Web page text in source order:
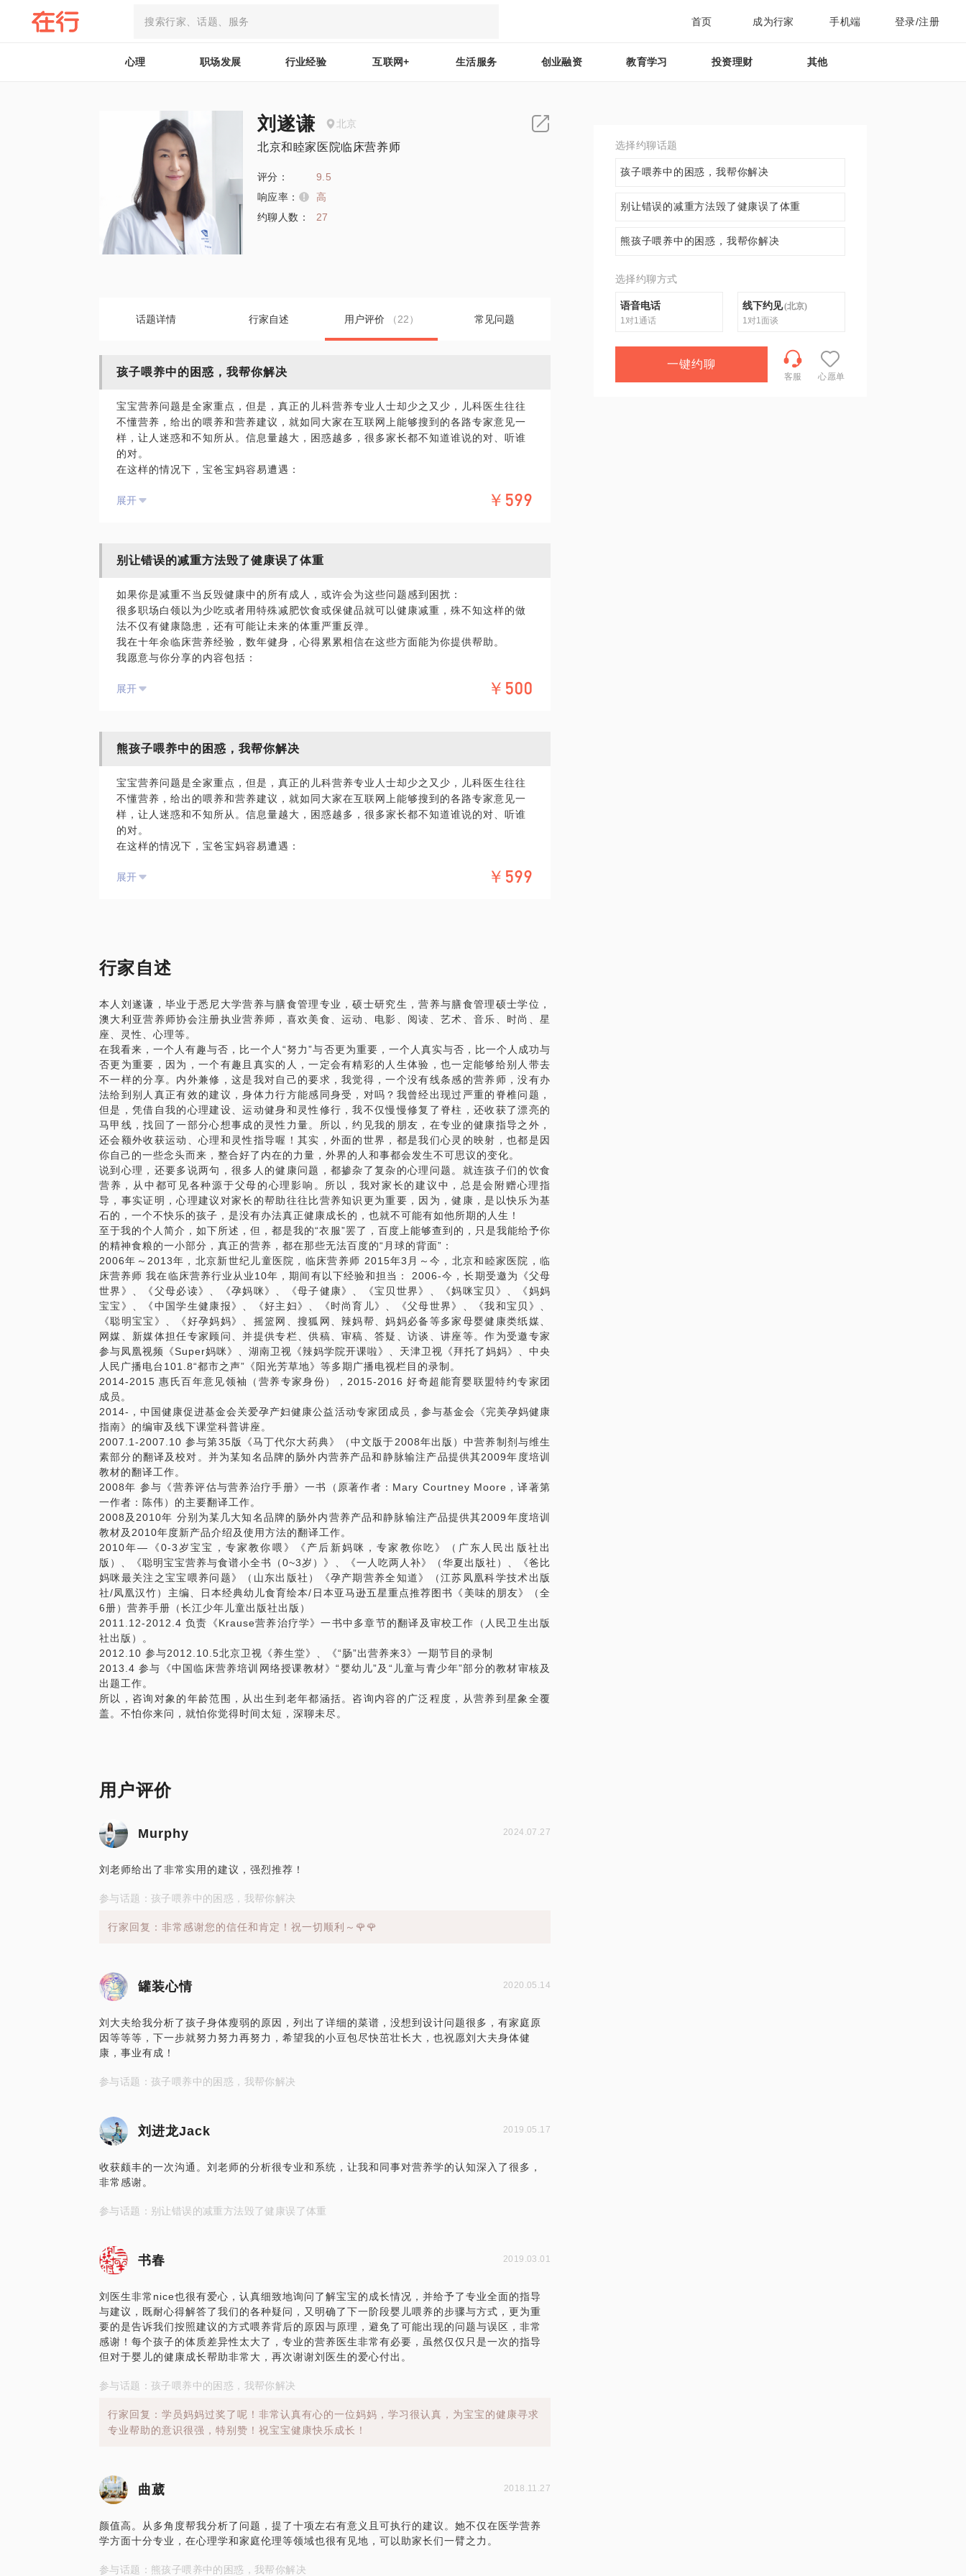
首页 成为行家 手机端 登录/注册
心理 职场发展 行业经验 互联网+ 生活服务 创业融资 教育学习 投资理财 其他
刘遂谦 北京
北京和睦家医院临床营养师
评分：
9.5
响应率：
高
约聊人数：
27
话题详情 行家自述 用户评价 （22） 常见问题
孩子喂养中的困惑，我帮你解决
宝宝营养问题是全家重点，但是，真正的儿科营养专业人士却少之又少，儿科医生往往
不懂营养，给出的喂养和营养建议，就如同大家在互联网上能够搜到的各路专家意见一
样，让人迷惑和不知所从。信息量越大，困惑越多，很多家长都不知道谁说的对、听谁
的对。
在这样的情况下，宝爸宝妈容易遭遇：
东西方喂养理念不同，不知听谁是好
我在十余年的母婴临床营养经验，见过数万个宝宝，听过无数家庭的故事，卸下过他们
绍，或者在各大搜索引擎输入我的全名搜索，便知专业度。
我愿意与你分享的内容包括：
帮助家长确定宝宝生长发育是否正常
帮助家长鉴别喂养方法是否科学
帮助家长解决各种有关营养的困惑
PS.在选择与我见面前，请把你的问题更具体化。毕竟一小时的谈话只能解决一个小问
展开 ￥599
别让错误的减重方法毁了健康误了体重
如果你是减重不当反毁健康中的所有成人，或许会为这些问题感到困扰：
很多职场白领以为少吃或者用特殊减肥饮食或保健品就可以健康减重，殊不知这样的做
法不仅有健康隐患，还有可能让未来的体重严重反弹。
我在十年余临床营养经验，数年健身，心得累累相信在这些方面能为你提供帮助。
我愿意与你分享的内容包括：
正确的运动方法
面。
【在行郑重提示】：此话题内容仅为该行家在医疗健康领域的的个人经验、意见或观
点，仅供学员参考所用。如您或您的家人有诊疗需求，在行请您前往正规医院进行就
诊。本话题内容及行家观点不代表平台观点，平台对话题内容不予担保，烦请知悉。
展开 ￥500
熊孩子喂养中的困惑，我帮你解决
宝宝营养问题是全家重点，但是，真正的儿科营养专业人士却少之又少，儿科医生往往
不懂营养，给出的喂养和营养建议，就如同大家在互联网上能够搜到的各路专家意见一
样，让人迷惑和不知所从。信息量越大，困惑越多，很多家长都不知道谁说的对、听谁
的对。
在这样的情况下，宝爸宝妈容易遭遇：
东西方喂养理念不同，不知听谁是好；
的心头忧，是为数不多的临床儿科营养师。具体背景和经验，我的个人简介中有详细介
绍，或者在各大搜索引擎输入我的全名搜索，便知专业度。
帮助家长确定宝宝生长发育是否正常；
帮助家长鉴别喂养方法是否科学；
帮助家长解决各种有关营养的困惑；
科普喂养过程中的心理和饮食教育问题。
PS.在选择与我见面前，请把你的问题更具体化。毕竟一小时的谈话只能解决一个小问
题。请把你的问题提前发给我，方便我做更精确的准备，提升见面效率。期待与你的见
面。
展开 ￥599
行家自述
本人刘遂谦，毕业于悉尼大学营养与膳食管理专业，硕士研究生，营养与膳食管理硕士学位，
澳大利亚营养师协会注册执业营养师，喜欢美食、运动、电影、阅读、艺术、音乐、时尚、星
座、灵性、心理等。
在我看来，一个人有趣与否，比一个人“努力”与否更为重要，一个人真实与否，比一个人成功与
否更为重要，因为，一个有趣且真实的人，一定会有精彩的人生体验，也一定能够给别人带去
不一样的分享。内外兼修，这是我对自己的要求，我觉得，一个没有线条感的营养师，没有办
法给到别人真正有效的建议，身体力行方能感同身受，对吗？我曾经出现过严重的脊椎问题，
但是，凭借自我的心理建设、运动健身和灵性修行，我不仅慢慢修复了脊柱，还收获了漂亮的
马甲线，找回了一部分心想事成的灵性力量。所以，约见我的朋友，在专业的健康指导之外，
还会额外收获运动、心理和灵性指导喔！其实，外面的世界，都是我们心灵的映射，也都是因
你自己的一些念头而来，整合好了内在的力量，外界的人和事都会发生不可思议的变化。
说到心理，还要多说两句，很多人的健康问题，都掺杂了复杂的心理问题。就连孩子们的饮食
营养，从中都可见各种源于父母的心理影响。所以，我对家长的建议中，总是会附赠心理指
导，事实证明，心理建议对家长的帮助往往比营养知识更为重要，因为，健康，是以快乐为基
石的，一个不快乐的孩子，是没有办法真正健康成长的，也就不可能有如他所期的人生！
至于我的个人简介，如下所述，但，都是我的“衣服”罢了，百度上能够查到的，只是我能给予你
的精神食粮的一小部分，真正的营养，都在那些无法百度的“月球的背面”：
2006年～2013年，北京新世纪儿童医院，临床营养师 2015年3月～今，北京和睦家医院，临
床营养师 我在临床营养行业从业10年，期间有以下经验和担当： 2006-今，长期受邀为《父母
世界》、《父母必读》、《孕妈咪》、《母子健康》、《宝贝世界》、《妈咪宝贝》、《妈妈
宝宝》、《中国学生健康报》、《好主妇》、《时尚育儿》、《父母世界》、《我和宝贝》、
《聪明宝宝》、《好孕妈妈》、摇篮网、搜狐网、辣妈帮、妈妈必备等多家母婴健康类纸媒、
网媒、新媒体担任专家顾问、并提供专栏、供稿、审稿、答疑、访谈、讲座等。作为受邀专家
参与凤凰视频《Super妈咪》、湖南卫视《辣妈学院开课啦》、天津卫视《拜托了妈妈》、中央
人民广播电台101.8“都市之声”《阳光芳草地》等多期广播电视栏目的录制。
2014-2015 惠氏百年意见领袖（营养专家身份），2015-2016 好奇超能育婴联盟特约专家团
成员。
2014-，中国健康促进基金会关爱孕产妇健康公益活动专家团成员，参与基金会《完美孕妈健康
指南》的编审及线下课堂科普讲座。
2007.1-2007.10 参与第35版《马丁代尔大药典》（中文版于2008年出版）中营养制剂与维生
素部分的翻译及校对。并为某知名品牌的肠外内营养产品和静脉输注产品提供其2009年度培训
教材的翻译工作。
2008年 参与《营养评估与营养治疗手册》一书（原著作者：Mary Courtney Moore，译著第
一作者：陈伟）的主要翻译工作。
2008及2010年 分别为某几大知名品牌的肠外内营养产品和静脉输注产品提供其2009年度培训
教材及2010年度新产品介绍及使用方法的翻译工作。
2010年—《0-3岁宝宝，专家教你喂》《产后新妈咪，专家教你吃》（广东人民出版社出
版）、《聪明宝宝营养与食谱小全书（0~3岁）》、《一人吃两人补》（华夏出版社）、《爸比
妈咪最关注之宝宝喂养问题》（山东出版社）《孕产期营养全知道》（江苏凤凰科学技术出版
社/凤凰汉竹）主编、日本经典幼儿食育绘本/日本亚马逊五星重点推荐图书《美味的朋友》（全
6册）营养手册（长江少年儿童出版社出版）
2011.12-2012.4 负责《Krause营养治疗学》一书中多章节的翻译及审校工作（人民卫生出版
社出版）。
2012.10 参与2012.10.5北京卫视《养生堂》、《“肠”出营养来3》一期节目的录制
2013.4 参与《中国临床营养培训网络授课教材》“婴幼儿”及“儿童与青少年”部分的教材审核及
出题工作。
所以，咨询对象的年龄范围，从出生到老年都涵括。咨询内容的广泛程度，从营养到星象全覆
盖。不怕你来问，就怕你觉得时间太短，深聊未尽。
用户评价
Murphy 2024.07.27
刘老师给出了非常实用的建议，强烈推荐！
参与话题：孩子喂养中的困惑，我帮你解决
行家回复：非常感谢您的信任和肯定！祝一切顺利～🌹🌹
罐装心情 2020.05.14
刘大夫给我分析了孩子身体瘦弱的原因，列出了详细的菜谱，没想到设计问题很多，有家庭原
因等等等，下一步就努力努力再努力，希望我的小豆包尽快茁壮长大，也祝愿刘大夫身体健
康，事业有成！
参与话题：孩子喂养中的困惑，我帮你解决
刘进龙Jack 2019.05.17
收获颇丰的一次沟通。刘老师的分析很专业和系统，让我和同事对营养学的认知深入了很多，
非常感谢。
参与话题：别让错误的减重方法毁了健康误了体重
书春 2019.03.01
刘医生非常nice也很有爱心，认真细致地询问了解宝宝的成长情况，并给予了专业全面的指导
与建议，既耐心得解答了我们的各种疑问，又明确了下一阶段婴儿喂养的步骤与方式，更为重
要的是告诉我们按照建议的方式喂养背后的原因与原理，避免了可能出现的问题与误区，非常
感谢！每个孩子的体质差异性太大了，专业的营养医生非常有必要，虽然仅仅只是一次的指导
但对于婴儿的健康成长帮助非常大，再次谢谢刘医生的爱心付出。
参与话题：孩子喂养中的困惑，我帮你解决
行家回复：学员妈妈过奖了呢！非常认真有心的一位妈妈，学习很认真，为宝宝的健康寻求
专业帮助的意识很强，特别赞！祝宝宝健康快乐成长！
曲葳 2018.11.27
颜值高。从多角度帮我分析了问题，提了十项左右有意义且可执行的建议。她不仅在医学营养
学方面十分专业，在心理学和家庭伦理等领域也很有见地，可以助家长们一臂之力。
参与话题：熊孩子喂养中的困惑，我帮你解决
选择约聊话题
孩子喂养中的困惑，我帮你解决
别让错误的减重方法毁了健康误了体重
熊孩子喂养中的困惑，我帮你解决
选择约聊方式
语音电话
1对1通话
线下约见(北京)
1对1面谈
一键约聊
客服 心愿单